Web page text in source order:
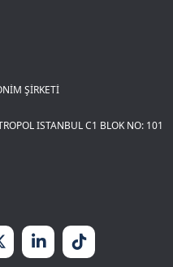
ŞİRKETİ
ISTANBUL C1 BLOK NO: 101